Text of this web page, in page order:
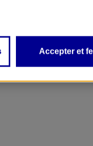
Accepter et